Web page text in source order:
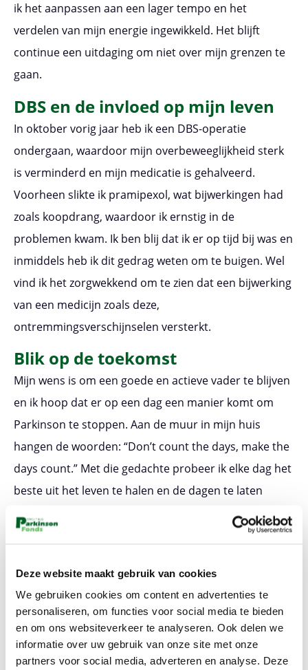
Deze website maakt gebruik van cookies
We gebruiken cookies om content en advertenties te
personaliseren, om functies voor social media te bieden
en om ons websiteverkeer te analyseren. Ook delen we
informatie over uw gebruik van onze site met onze
partners voor social media, adverteren en analyse. Deze
ik het aanpassen aan een lager tempo en het
verdelen van mijn energie ingewikkeld. Het blijft
continue een uitdaging om niet over mijn grenzen te
gaan.
DBS en de invloed op mijn leven
In oktober vorig jaar heb ik een DBS-operatie
ondergaan, waardoor mijn overbeweeglijkheid sterk
is verminderd en mijn medicatie is gehalveerd.
Voorheen slikte ik pramipexol, wat bijwerkingen had
zoals koopdrang, waardoor ik ernstig in de
problemen kwam. Ik ben blij dat ik er op tijd bij was en
inmiddels heb ik dit gedrag weten om te buigen. Wel
vind ik het zorgwekkend om te zien dat een bijwerking
van een medicijn zoals deze,
ontremmingsverschijnselen versterkt.
Blik op de toekomst
Mijn wens is om een goede en actieve vader te blijven
en ik hoop dat er op een dag een manier komt om
Parkinson te stoppen. Aan de muur in mijn huis
hangen de woorden: “Don’t count the days, make the
days count.” Met die gedachte probeer ik elke dag het
beste uit het leven te halen en de dagen te laten
En met deze woorden sluiten we het interview met
jouw verhaal delen? Dat kan! Stuur een mail aan
marliesvaneunen@parkinsonfonds.nlo.v.v. verhaal
delen.